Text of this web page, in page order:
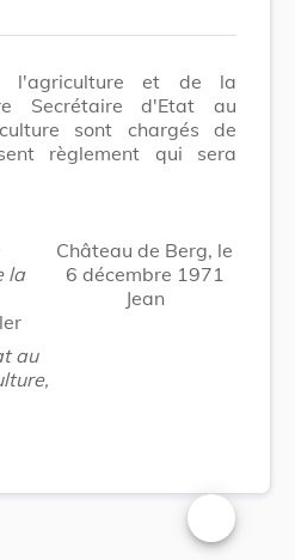
l'agriculture et de la
Secrétaire d'Etat au
sont chargés de
règlement qui sera
la
au
Château de Berg, le
6 décembre 1971
Jean
Changer la